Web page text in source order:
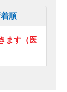
順
ます（医